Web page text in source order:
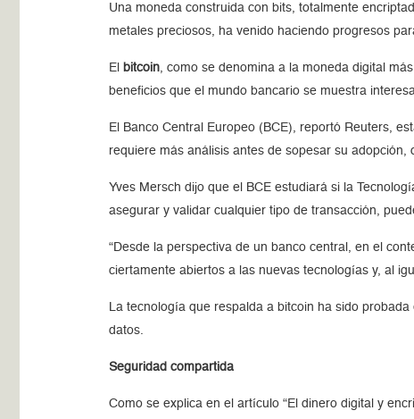
Una moneda construida con bits, totalmente
metales preciosos, ha venido haciendo progresos
El bitcoin , como se denomina a la moneda digital
beneficios que el mundo bancario se muestra
El Banco Central Europeo (BCE), reportó Reuters,
requiere más análisis antes de sopesar su adopción,
Yves Mersch dijo que el BCE estudiará si la
asegurar y validar cualquier tipo de transacción,
“Desde la perspectiva de un banco central, en el
ciertamente abiertos a las nuevas tecnologías y, al
La tecnología que respalda a bitcoin ha sido
datos.
Seguridad compartida
Como se explica en el artículo “El dinero digital y